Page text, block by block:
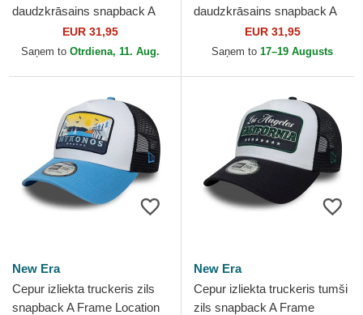
daudzkrāsains snapback A
Frame Location Patch no
Costa Brava no New Era
EUR 31,95
Saņem to Otrdiena, 11. Aug.
daudzkrāsains snapback A
Frame Location Patch no
Portofino no New Era
EUR 31,95
Saņem to 17–19 Augusts
New Era
Cepur izliekta truckeris zils
snapback A Frame Location
New Era
Cepur izliekta truckeris tumši
zils snapback A Frame